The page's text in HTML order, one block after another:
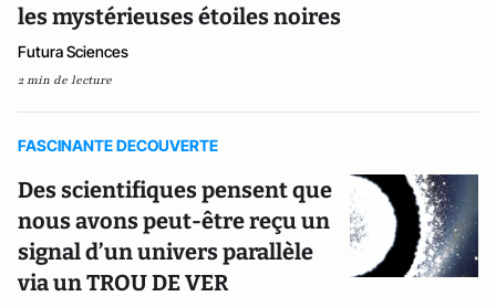
les mystérieuses étoiles noires
Futura Sciences
2 min de lecture
FASCINANTE DECOUVERTE
Des scientifiques pensent que
nous avons peut-être reçu un
signal d’un univers parallèle
via un TROU DE VER